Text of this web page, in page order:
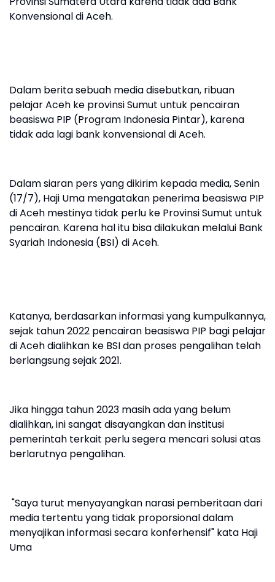
Konvensional di Aceh.
Dalam berita sebuah media disebutkan, ribuan
pelajar Aceh ke provinsi Sumut untuk pencairan
beasiswa PIP (Program Indonesia Pintar), karena
tidak ada lagi bank konvensional di Aceh.
Dalam siaran pers yang dikirim kepada media, Senin
(17/7), Haji Uma mengatakan penerima beasiswa PIP
di Aceh mestinya tidak perlu ke Provinsi Sumut untuk
pencairan. Karena hal itu bisa dilakukan melalui Bank
Syariah Indonesia (BSI) di Aceh.
Katanya, berdasarkan informasi yang kumpulkannya,
sejak tahun 2022 pencairan beasiswa PIP bagi pelajar
di Aceh dialihkan ke BSI dan proses pengalihan telah
berlangsung sejak 2021.
Jika hingga tahun 2023 masih ada yang belum
dialihkan, ini sangat disayangkan dan institusi
pemerintah terkait perlu segera mencari solusi atas
berlarutnya pengalihan.
"Saya turut menyayangkan narasi pemberitaan dari
media tertentu yang tidak proporsional dalam
menyajikan informasi secara konferhensif" kata Haji
Uma